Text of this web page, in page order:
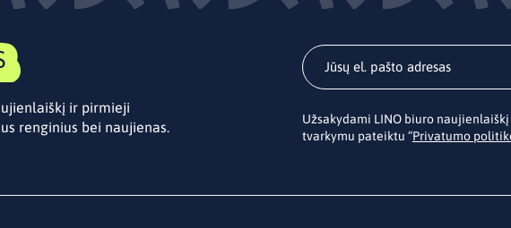
ir pirmieji
renginius bei naujienas.
Užsakydami LINO biuro
tvarkymu pateiktu “Privatumo